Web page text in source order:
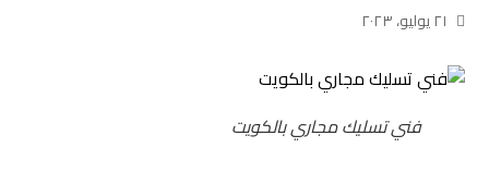
٢١ يوليو، ٢٠٢٣
فني تسليك مجاري بالكويت